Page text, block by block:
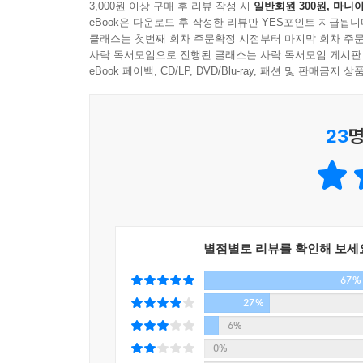
수상작으로 선정된 정지돈의 「건축이냐 혁명
황세손이자 근대건축가인 ‘이구’라는 실존 인물
모범적인 전형을 보여준다. 정지돈은 허구의 여
소설적 영토를 탄생시켰다. 건축사에 관한 깊고
잘 조합해 지적 소설의 모범적인 전형을 보여준
1957년, 미국의 모든 대학생은 비트제너레이션
그들의 이야기를 들으며 미소를 지었다. MIT에
나는 대한민국의 황족이야, 라고 말한 적이 있지
3,000원 이상 구매 후 리뷰 작성 시 일반회원 300원, 마니
eBook은 다운로드 후 작성한 리뷰만 YES포인트 지급됩니
클래스는 첫번째 회차 주문확정 시점부터 마지막 회차 주
사락 독서모임으로 진행된 클래스는 사락 독서모임 게시
eBook 페이백, CD/LP, DVD/Blu-ray, 패션 및 판매금지 상
23
별점별로 리뷰를 확인해 보세
67%
27%
6%
0%